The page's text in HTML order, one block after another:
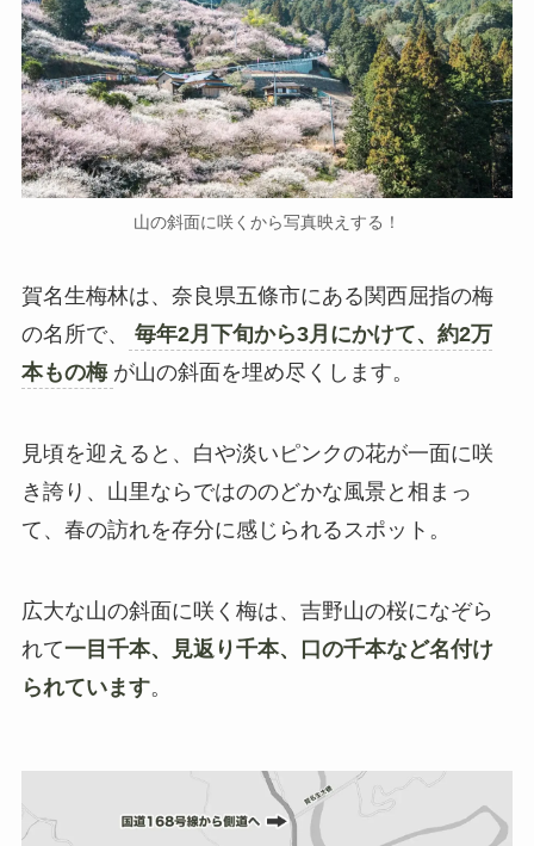
山の斜面に咲くから写真映えする！
賀名生梅林は、奈良県五條市にある関西屈指の梅
の名所で、
毎年2月下旬から3月にかけて、約2万
本もの梅 が山の斜面を埋め尽くします。
見頃を迎えると、白や淡いピンクの花が一面に咲
き誇り、山里ならではののどかな風景と相まっ
て、春の訪れを存分に感じられるスポット。
広大な山の斜面に咲く梅は、吉野山の桜になぞら
れて一目千本、見返り千本、口の千本など名付け
られています。